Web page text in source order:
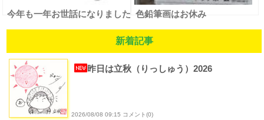
今年も一年お世話になりました 色鉛筆画はお休み
新着記事
昨日は立秋（りっしゅう）2026
2026/08/08 09:15 コメント(0)